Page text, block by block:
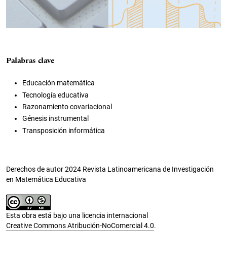
Palabras clave
Educación matemática
Tecnología educativa
Razonamiento covariacional
Génesis instrumental
Transposición informática
Derechos de autor 2024 Revista Latinoamericana de Investigación
en Matemática Educativa
Esta obra está bajo una licencia internacional
Creative Commons Atribución-NoComercial 4.0.